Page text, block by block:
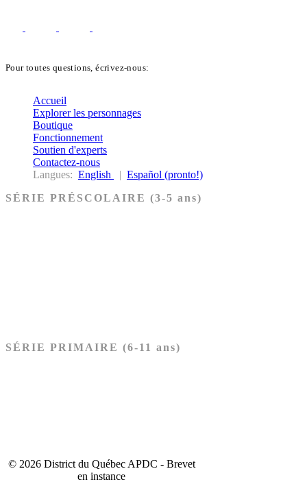
Pour toutes questions, écrivez-nous:
Accueil
Explorer les personnages
Boutique
Fonctionnement
Soutien d'experts
Contactez-nous
Langues: English | Español (pronto!)
SÉRIE PRÉSCOLAIRE (3-5 ans)
SÉRIE PRIMAIRE (6-11 ans)
© 2026 District du Québec APDC - Brevet
en instance